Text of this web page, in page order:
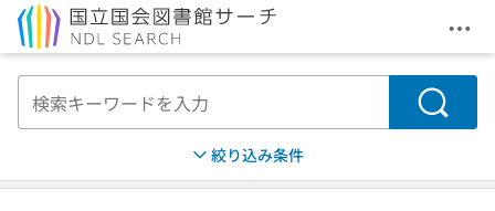
メ
検索
絞り込み条件